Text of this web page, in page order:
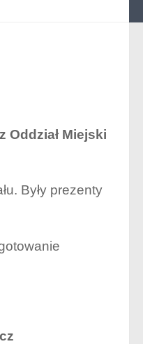
Oddział Miejski
Były prezenty